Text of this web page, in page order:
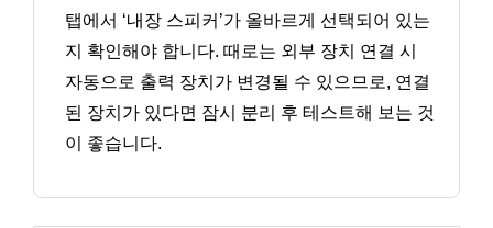
탭에서 ‘내장 스피커’가 올바르게 선택되어 있는
지 확인해야 합니다. 때로는 외부 장치 연결 시
자동으로 출력 장치가 변경될 수 있으므로, 연결
된 장치가 있다면 잠시 분리 후 테스트해 보는 것
이 좋습니다.